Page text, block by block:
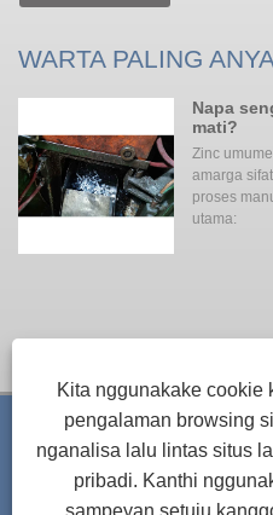
WARTA PALING
Napa
mati?
Zinc
amarga
proses
utama:
Hak Cipta © 2021 Ningbo
Aluminium die casting - Kabeh
Pranala|Sitemap|
Kita nggunakake cookie
pengalaman browsing
nganalisa lalu lintas situs
pribadi. Kanthi
sampeyan setuju